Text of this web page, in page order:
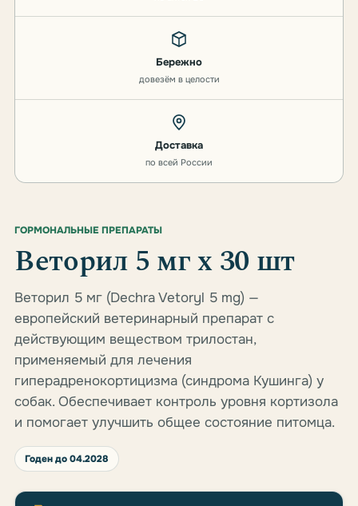
Бережно
довезём в целости
Доставка
по всей России
ГОРМОНАЛЬНЫЕ ПРЕПАРАТЫ
Веторил 5 мг х 30 шт
Веторил 5 мг (Dechra Vetoryl 5 mg) —
европейский ветеринарный препарат с
действующим веществом трилостан,
применяемый для лечения
гиперадренокортицизма (синдрома Кушинга) у
собак. Обеспечивает контроль уровня кортизола
и помогает улучшить общее состояние питомца.
Годен до 04.2028